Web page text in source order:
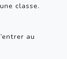
classe.
au